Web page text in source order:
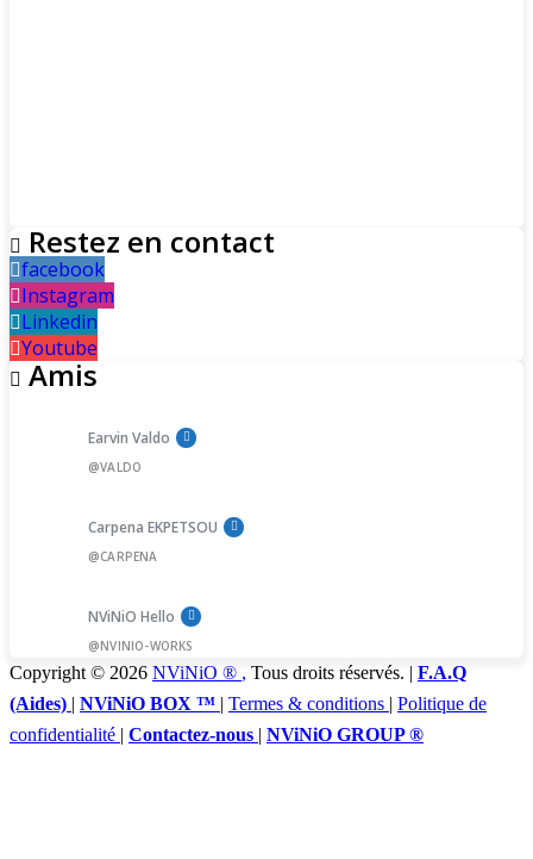
Restez en contact
facebook
Instagram
Linkedin
Youtube
Amis
Earvin Valdo
@VALDO
Carpena EKPETSOU
@CARPENA
NViNiO Hello
@NVINIO-WORKS
Copyright © 2026 NViNiO ® , Tous droits réservés. | F.A.Q
(Aides)
NViNiO BOX ™ Termes & conditions
Politique de
confidentialité
Contactez-nous NViNiO GROUP ®